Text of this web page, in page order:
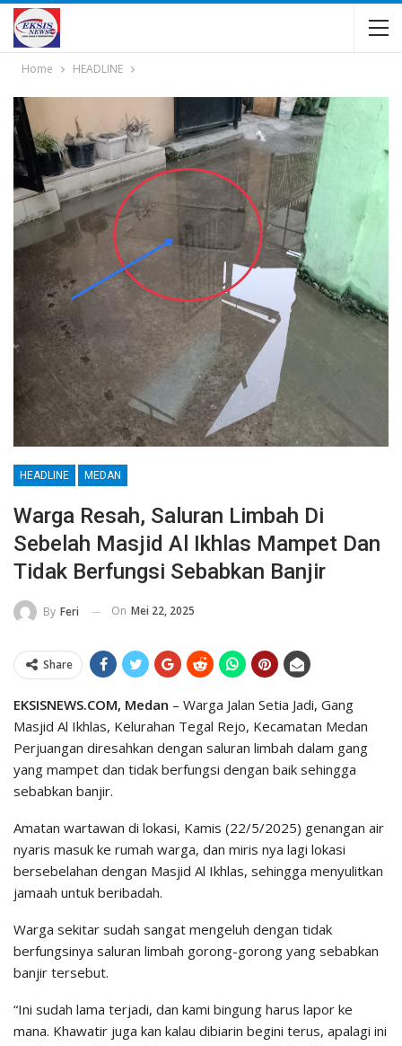
Home HEADLINE
HEADLINE MEDAN
Warga Resah, Saluran Limbah Di
Sebelah Masjid Al Ikhlas Mampet Dan
Tidak Berfungsi Sebabkan Banjir
By Feri On Mei 22, 2025
Share
EKSISNEWS.COM, Medan – Warga Jalan Setia Jadi, Gang
Masjid Al Ikhlas, Kelurahan Tegal Rejo, Kecamatan Medan
Perjuangan diresahkan dengan saluran limbah dalam gang
yang mampet dan tidak berfungsi dengan baik sehingga
sebabkan banjir.
Amatan wartawan di lokasi, Kamis (22/5/2025) genangan air
nyaris masuk ke rumah warga, dan miris nya lagi lokasi
bersebelahan dengan Masjid Al Ikhlas, sehingga menyulitkan
jamaah untuk beribadah.
Warga sekitar sudah sangat mengeluh dengan tidak
berfungsinya saluran limbah gorong-gorong yang sebabkan
banjir tersebut.
“Ini sudah lama terjadi, dan kami bingung harus lapor ke
mana. Khawatir juga kan kalau dibiarin begini terus, apalagi ini